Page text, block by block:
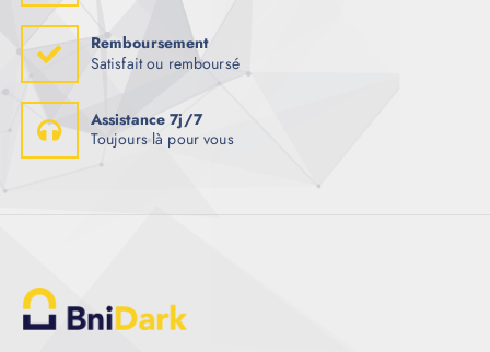
Remboursement
Satisfait ou remboursé
Assistance 7j/7
Toujours là pour vous